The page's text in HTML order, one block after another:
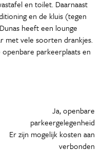
en toilet. Daarnaast
en de kluis (tegen
heeft een lounge
met vele soorten drankjes.
parkeerplaats en
Ja, openbare
parkeergelegenheid
Er zijn mogelijk kosten aan
verbonden